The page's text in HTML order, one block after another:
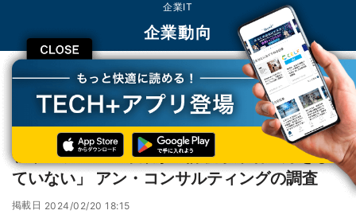
CLOSE
企業IT
企業動向
TECH+ 企業IT
企業動向
フリーランスの半数が「課税事業者登録をしていない」 アン・コンサルティング
フリーランスの半数が「課税事業者登録をし
ていない」 アン・コンサルティングの調査
掲載日 2024/02/20 18:15